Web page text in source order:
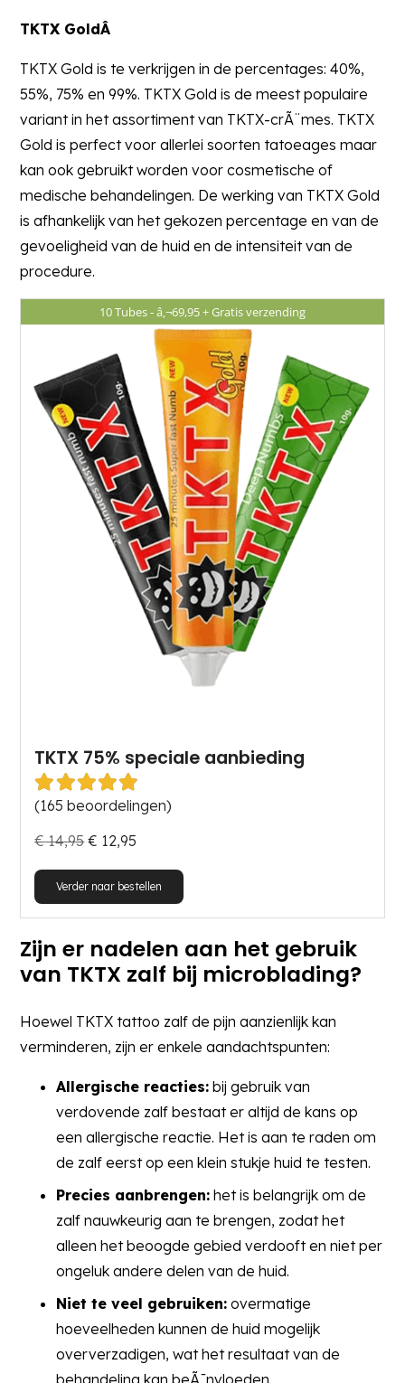
TKTX GoldÂ
TKTX Gold is te verkrijgen in de percentages: 40%,
55%, 75% en 99%. TKTX Gold is de meest populaire
variant in het assortiment van TKTX-crÃ¨mes. TKTX
Gold is perfect voor allerlei soorten tatoeages maar
kan ook gebruikt worden voor cosmetische of
medische behandelingen. De werking van TKTX Gold
is afhankelijk van het gekozen percentage en van de
gevoeligheid van de huid en de intensiteit van de
procedure.
10 Tubes - â‚¬69,95 +Gratis verzending
TKTX 75% speciale aanbieding
Gewaardeerd
(165 beoordelingen)
€14,95 € 12,95
Verder naar bestellen
Dit
product
meerdere
variaties.
optie
kan
gekozen
worden
op
de
Zijn er nadelen aan het gebruik
van TKTX zalf bij microblading?
Hoewel TKTX tattoo zalf de pijn aanzienlijk kan
verminderen, zijn er enkele aandachtspunten:
Allergische reacties: bij gebruik van
verdovende zalf bestaat er altijd de kans op
een allergische reactie. Het is aan te raden om
de zalf eerst op een klein stukje huid te testen.
Precies aanbrengen: het is belangrijk om de
zalf nauwkeurig aan te brengen, zodat het
alleen het beoogde gebied verdooft en niet per
ongeluk andere delen van de huid.
Niet te veel gebruiken: overmatige
hoeveelheden kunnen de huid mogelijk
oververzadigen, wat het resultaat van de
behandeling kan beÃ¯nvloeden.